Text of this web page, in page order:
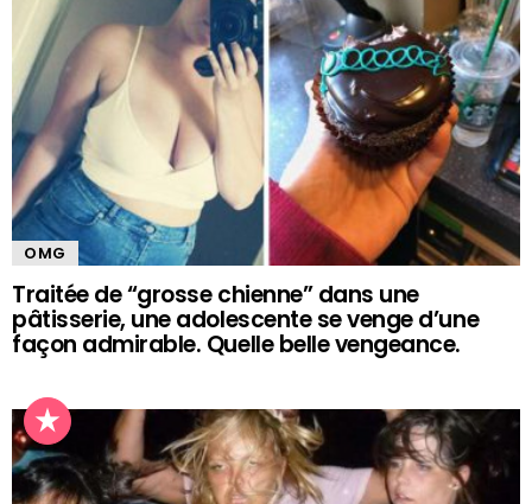
OMG
Traitée de “grosse chienne” dans une
pâtisserie, une adolescente se venge d’une
façon admirable. Quelle belle vengeance.